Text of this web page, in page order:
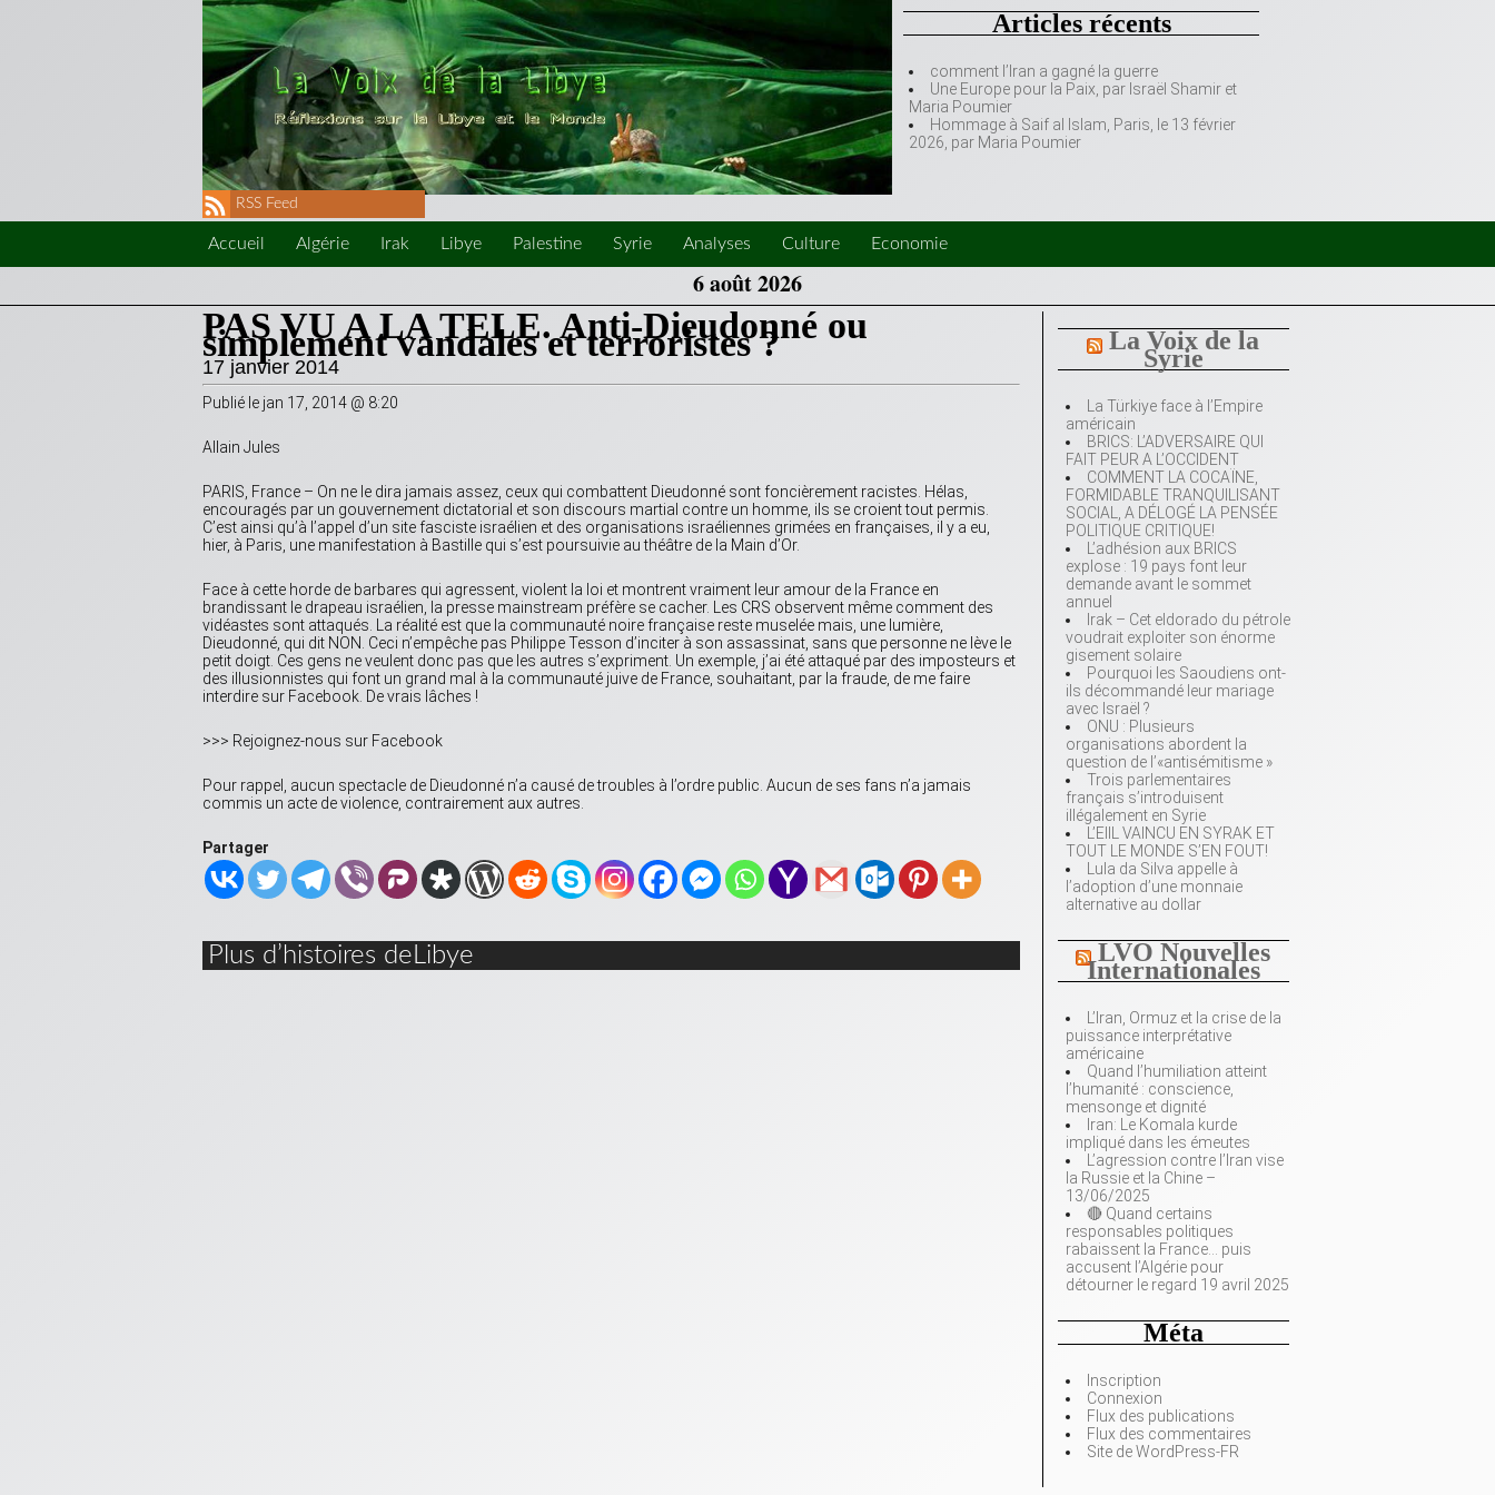
Articles récents
comment l’Iran a gagné la guerre
Une Europe pour la Paix, par Israël Shamir et
Maria Poumier
Hommage à Saif al Islam, Paris, le 13 février
2026, par Maria Poumier
RSS Feed
Accueil Algérie Irak Libye Palestine Syrie Analyses Culture Economie
6 août 2026
La Voix de la
Syrie
La Türkiye face à l’Empire
américain
BRICS: L’ADVERSAIRE QUI
FAIT PEUR A L’OCCIDENT
COMMENT LA COCAÏNE,
FORMIDABLE TRANQUILISANT
SOCIAL, A DÉLOGÉ LA PENSÉE
POLITIQUE CRITIQUE!
L’adhésion aux BRICS
explose : 19 pays font leur
demande avant le sommet
annuel
Irak – Cet eldorado du pétrole
voudrait exploiter son énorme
gisement solaire
Pourquoi les Saoudiens ont-
ils décommandé leur mariage
avec Israël ?
ONU : Plusieurs
organisations abordent la
question de l’«antisémitisme »
Trois parlementaires
français s’introduisent
illégalement en Syrie
L’EIIL VAINCU EN SYRAK ET
TOUT LE MONDE S’EN FOUT!
Lula da Silva appelle à
l’adoption d’une monnaie
alternative au dollar
LVO Nouvelles
Internationales
L’Iran, Ormuz et la crise de la
puissance interprétative
américaine
Quand l’humiliation atteint
l’humanité : conscience,
mensonge et dignité
Iran: Le Komala kurde
impliqué dans les émeutes
L’agression contre l’Iran vise
la Russie et la Chine –
13/06/2025
🔴 Quand certains
responsables politiques
rabaissent la France… puis
accusent l’Algérie pour
détourner le regard 19 avril 2025
Méta
Inscription
Connexion
Flux des publications
Flux des commentaires
Site de WordPress-FR
PAS VU A LA TELE. Anti-Dieudonné ou
simplement vandales et terroristes ?
17 janvier 2014
Publié le jan 17, 2014 @ 8:20
Allain Jules
PARIS, France – On ne le dira jamais assez, ceux qui combattent Dieudonné sont foncièrement racistes. Hélas,
encouragés par un gouvernement dictatorial et son discours martial contre un homme, ils se croient tout permis.
C’est ainsi qu’à l’appel d’un site fasciste israélien et des organisations israéliennes grimées en françaises, il y a eu,
hier, à Paris, une manifestation à Bastille qui s’est poursuivie au théâtre de la Main d’Or.
Face à cette horde de barbares qui agressent, violent la loi et montrent vraiment leur amour de la France en
brandissant le drapeau israélien, la presse mainstream préfère se cacher. Les CRS observent même comment des
vidéastes sont attaqués. La réalité est que la communauté noire française reste muselée mais, une lumière,
Dieudonné, qui dit NON. Ceci n’empêche pas Philippe Tesson d’inciter à son assassinat, sans que personne ne lève le
petit doigt. Ces gens ne veulent donc pas que les autres s’expriment. Un exemple, j’ai été attaqué par des imposteurs et
des illusionnistes qui font un grand mal à la communauté juive de France, souhaitant, par la fraude, de me faire
interdire sur Facebook. De vrais lâches !
>>> Rejoignez-nous sur Facebook
Pour rappel, aucun spectacle de Dieudonné n’a causé de troubles à l’ordre public. Aucun de ses fans n’a jamais
commis un acte de violence, contrairement aux autres.
Partager
Plus d’histoires deLibye